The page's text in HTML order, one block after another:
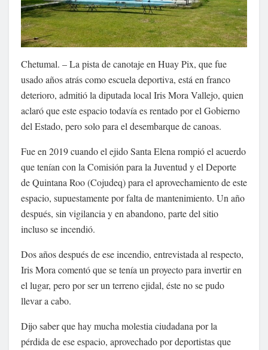
Chetumal. – La pista de canotaje en Huay Pix, que fue
usado años atrás como escuela deportiva, está en franco
deterioro, admitió la diputada local Iris Mora Vallejo, quien
aclaró que este espacio todavía es rentado por el Gobierno
del Estado, pero solo para el desembarque de canoas.
Fue en 2019 cuando el ejido Santa Elena rompió el acuerdo
que tenían con la Comisión para la Juventud y el Deporte
de Quintana Roo (Cojudeq) para el aprovechamiento de este
espacio, supuestamente por falta de mantenimiento. Un año
después, sin vigilancia y en abandono, parte del sitio
incluso se incendió.
Dos años después de ese incendio, entrevistada al respecto,
Iris Mora comentó que se tenía un proyecto para invertir en
el lugar, pero por ser un terreno ejidal, éste no se pudo
llevar a cabo.
Dijo saber que hay mucha molestia ciudadana por la
pérdida de ese espacio, aprovechado por deportistas que